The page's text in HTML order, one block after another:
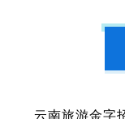
云南旅游金字